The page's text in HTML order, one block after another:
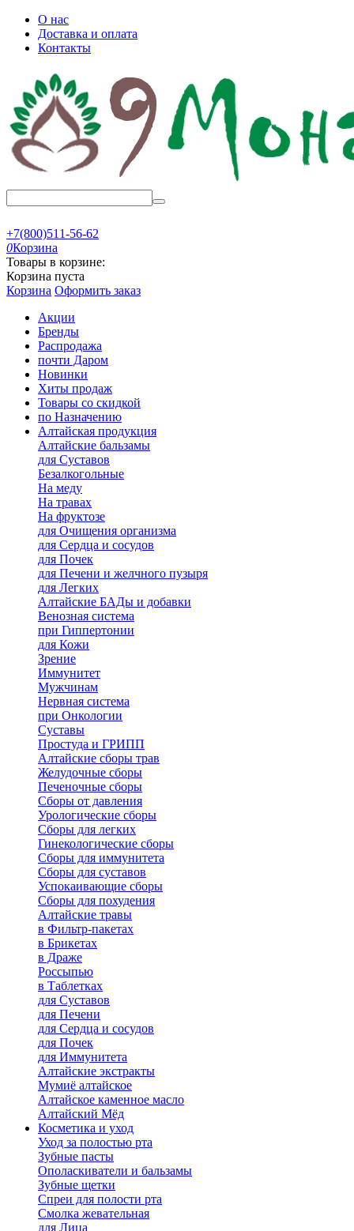
О нас
Доставка и оплата
Контакты
+7(800)511-56-62
0Корзина
Товары в корзине:
Корзина пуста
Корзина Оформить заказ
Акции
Бренды
Распродажа
почти Даром
Новинки
Хиты продаж
Товары со скидкой
по Назначению
Алтайская продукция
Алтайские бальзамы
для Суставов
Безалкогольные
На меду
На травах
На фруктозе
для Очищения организма
для Сердца и сосудов
для Почек
для Печени и желчного пузыря
для Легких
Алтайские БАДы и добавки
Венозная система
при Гиппертонии
для Кожи
Зрение
Иммунитет
Мужчинам
Нервная система
при Онкологии
Суставы
Простуда и ГРИПП
Алтайские сборы трав
Желудочные сборы
Печеночные сборы
Сборы от давления
Урологические сборы
Сборы для легких
Гинекологические сборы
Сборы для иммунитета
Сборы для суставов
Успокаивающие сборы
Сборы для похудения
Алтайские травы
в Фильтр-пакетах
в Брикетах
в Драже
Россыпью
в Таблетках
для Cуставов
для Печени
для Сердца и сосудов
для Почек
для Иммунитета
Алтайские экстракты
Мумиё алтайское
Алтайское каменное масло
Алтайский Мёд
Косметика и уход
Уход за полостью рта
Зубные пасты
Ополаскиватели и бальзамы
Зубные щетки
Спреи для полости рта
Смолка жевательная
для Лица